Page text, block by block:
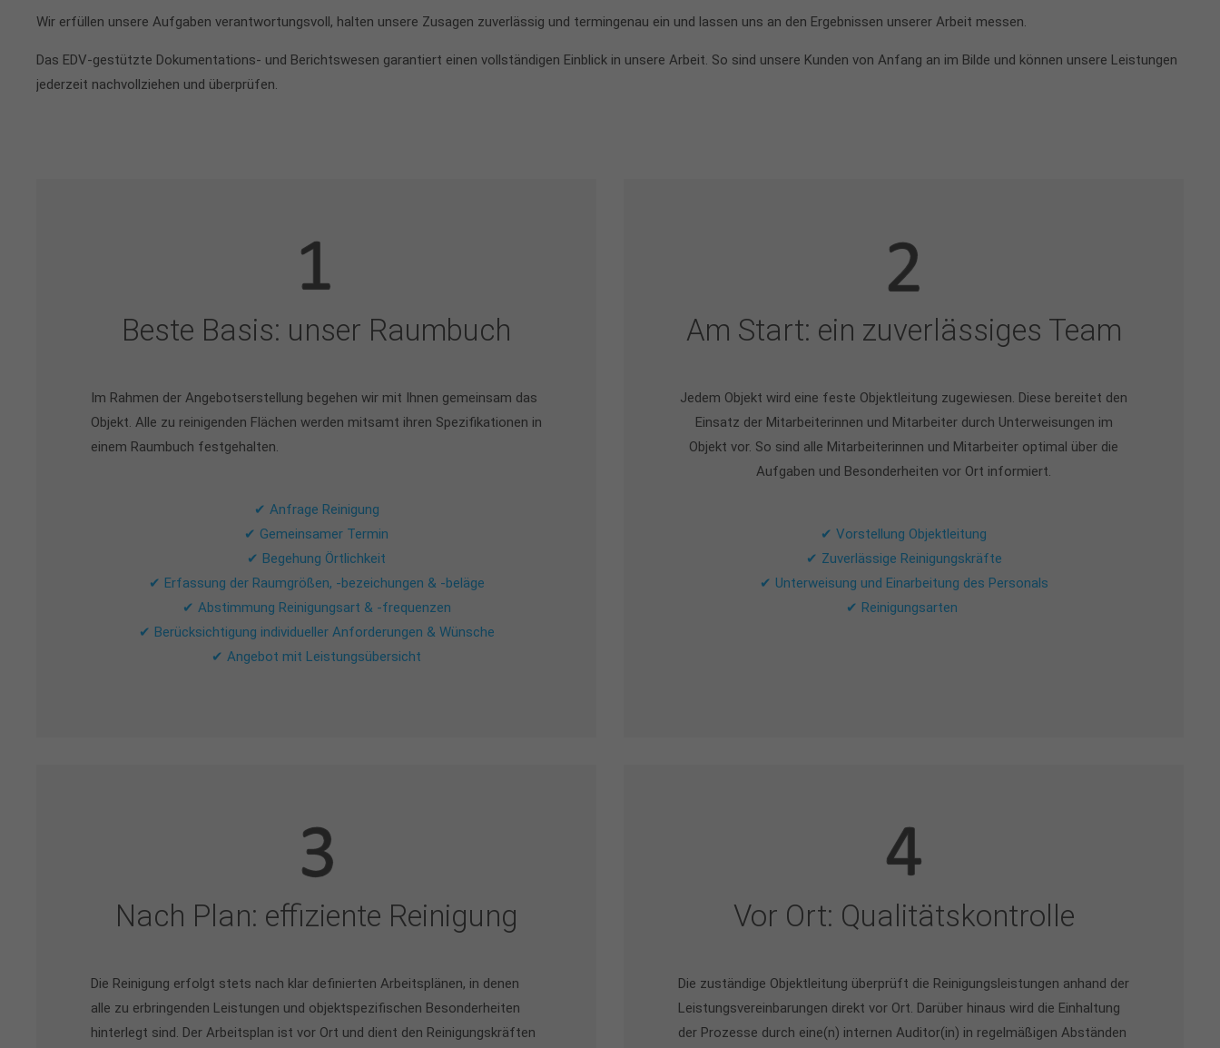
Wir erfüllen unsere Aufgaben verantwortungsvoll, halten unsere Zusagen zuverlässig und termingenau ein und lassen uns an den Ergebnissen unserer Arbeit messen.
Das EDV-gestützte Dokumentations- und Berichtswesen garantiert einen vollständigen Einblick in unsere Arbeit. So sind unsere Kunden von Anfang an im Bilde und können unsere Leistungen
jederzeit nachvollziehen und überprüfen.
Beste Basis: unser Raumbuch
Im Rahmen der Angebotserstellung begehen wir mit Ihnen gemeinsam das
Objekt. Alle zu reinigenden Flächen werden mitsamt ihren Spezifikationen in
einem Raumbuch festgehalten.
✔ Anfrage Reinigung
✔ Gemeinsamer Termin
✔ Begehung Örtlichkeit
✔ Erfassung der Raumgrößen, -bezeichungen & -beläge
✔ Abstimmung Reinigungsart & -frequenzen
✔ Berücksichtigung individueller Anforderungen & Wünsche
✔ Angebot mit Leistungsübersicht
Am Start: ein zuverlässiges Team
Jedem Objekt wird eine feste Objektleitung zugewiesen. Diese bereitet den
Einsatz der Mitarbeiterinnen und Mitarbeiter durch Unterweisungen im
Objekt vor. So sind alle Mitarbeiterinnen und Mitarbeiter optimal über die
Aufgaben und Besonderheiten vor Ort informiert.
✔ Vorstellung Objektleitung
✔ Zuverlässige Reinigungskräfte
✔ Unterweisung und Einarbeitung des Personals
✔ Reinigungsarten
Nach Plan: effiziente Reinigung
Die Reinigung erfolgt stets nach klar definierten Arbeitsplänen, in denen
alle zu erbringenden Leistungen und objektspezifischen Besonderheiten
hinterlegt sind. Der Arbeitsplan ist vor Ort und dient den Reinigungskräften
Vor Ort: Qualitätskontrolle
Die zuständige Objektleitung überprüft die Reinigungsleistungen anhand der
Leistungsvereinbarungen direkt vor Ort. Darüber hinaus wird die Einhaltung
der Prozesse durch eine(n) internen Auditor(in) in regelmäßigen Abständen